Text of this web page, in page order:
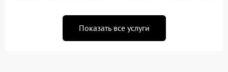
Показать все услуги